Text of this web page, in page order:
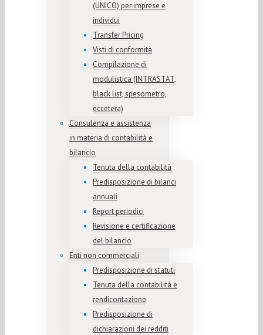
(UNICO) per imprese e
individui
Transfer Pricing
Visti di conformità
Compilazione di
modulistica (INTRASTAT,
black list, spesometro,
eccetera)
Consulenza e assistenza
in materia di contabilità e
bilancio
Tenuta della contabilità
Predisposizione di bilanci
annuali
Report periodici
Revisione e certificazione
del bilancio
Enti non commerciali
Predisposizione di statuti
Tenuta della contabilità e
rendicontazione
Predisposizione di
dichiarazioni dei redditi